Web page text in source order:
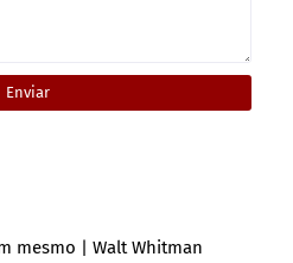
mesmo | Walt Whitman